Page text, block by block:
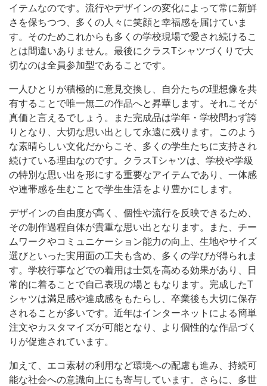
イテムなのです。流行やデザインの変化によって常に新鮮
さを保ちつつ、多くの人々に笑顔と幸福感を届けていま
す。そのためこれからも多くの学校現場で愛され続けるこ
とは間違いありません。最後にクラスTシャツづくりで大
切なのは全員参加型であることです。
一人ひとりが積極的に意見交換し、自分たちの理想像を共
有することで唯一無二の作品へと昇華します。それこそが
真価と言えるでしょう。また完成品は学年・学校問わず誇
りとなり、大切な思い出として永遠に残ります。このよう
な素晴らしい文化だからこそ、多くの学生たちに支持され
続けている理由なのです。クラスTシャツは、学校や学級
の特別な思い出を形にする重要なアイテムであり、一体感
や連帯感を生むことで学生生活をより豊かにします。
デザインの自由度が高く、個性や流行を反映できるため、
その制作過程自体が貴重な思い出となります。また、チー
ムワークやコミュニケーション能力の向上、生地やサイズ
選びといった実用面の工夫も含め、多くの学びが得られま
す。学校行事などでの着用は士気を高める効果があり、日
常的に着ることで自己表現の場ともなります。完成したT
シャツは満足感や達成感をもたらし、卒業後も大切に保存
されることが多いです。近年はインターネットによる簡単
注文やカスタマイズが可能となり、より個性的な作品づく
りが促進されています。
加えて、エコ素材の利用など環境への配慮も進み、持続可
能な社会への意識向上にも寄与しています。さらに、多世